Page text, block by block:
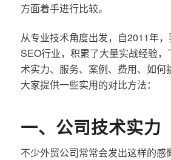
方面着手进行比较。
从专业技术角度出发，自2011年
SEO行业，积累了大量实战经验
术实力、服务、案例、费用、如何
大家提供一些实用的对比方法：
一、公司技术实力
不少外贸公司常常会发出这样的感